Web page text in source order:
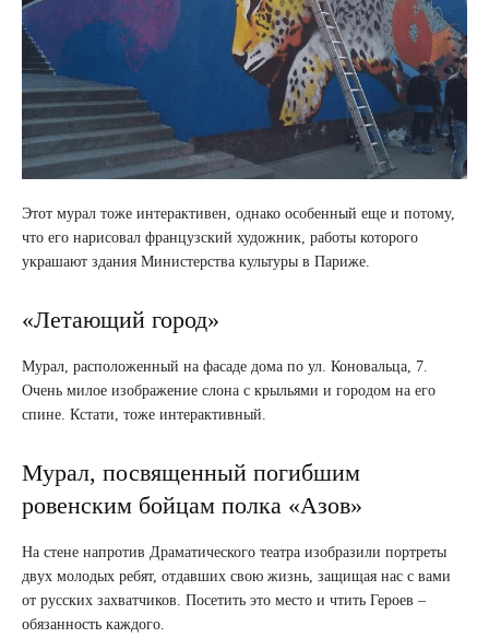
Этот мурал тоже интерактивен, однако особенный еще и потому,
что его нарисовал французский художник, работы которого
украшают здания Министерства культуры в Париже.
«Летающий город»
Мурал, расположенный на фасаде дома по ул. Коновальца, 7.
Очень милое изображение слона с крыльями и городом на его
спине. Кстати, тоже интерактивный.
Мурал, посвященный погибшим
ровенским бойцам полка «Азов»
На стене напротив Драматического театра изобразили портреты
двух молодых ребят, отдавших свою жизнь, защищая нас с вами
от русских захватчиков. Посетить это место и чтить Героев –
обязанность каждого.